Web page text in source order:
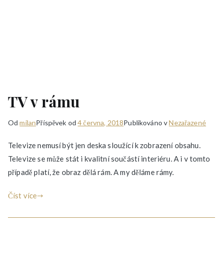
TV v rámu
OdmilanPříspěvek od4 června, 2018Publikováno vNezařazené
Televize nemusí být jen deska sloužící k zobrazení obsahu.
Televize se může stát i kvalitní součástí interiéru. A i v tomto
případě platí, že obraz dělá rám. A my děláme rámy.
Číst více